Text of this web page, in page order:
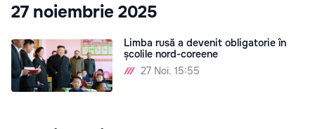
27 noiembrie 2025
Limba rusă a devenit obligatorie în
școlile nord-coreene
27 Noi. 15:55